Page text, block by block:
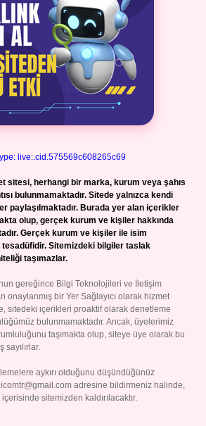
live:.cid.575569c608265c69
sitesi, herhangi bir marka, kurum veya şahıs
bulunmamaktadır. Sitede yalnızca kendi
paylaşılmaktadır. Burada yer alan içerikler
olup, gerçek kurum ve kişiler hakkında
Gerçek kurum ve kişiler ile isim
Sitemizdeki bilgiler taslak
taşımazlar.
gereğince Bilgi Teknolojileri ve İletişim
onaylanmış bir Yer Sağlayıcı olarak hizmet
sitedeki içerikleri proaktif olarak denetleme
bulunmamaktadır. Ancak, üyelerimiz
taşımakta olup, siteye üye olarak bu
aykırı olduğunu düşündüğünüz
adresine bildirmeniz halinde,
sitemizden kaldırılacaktır.